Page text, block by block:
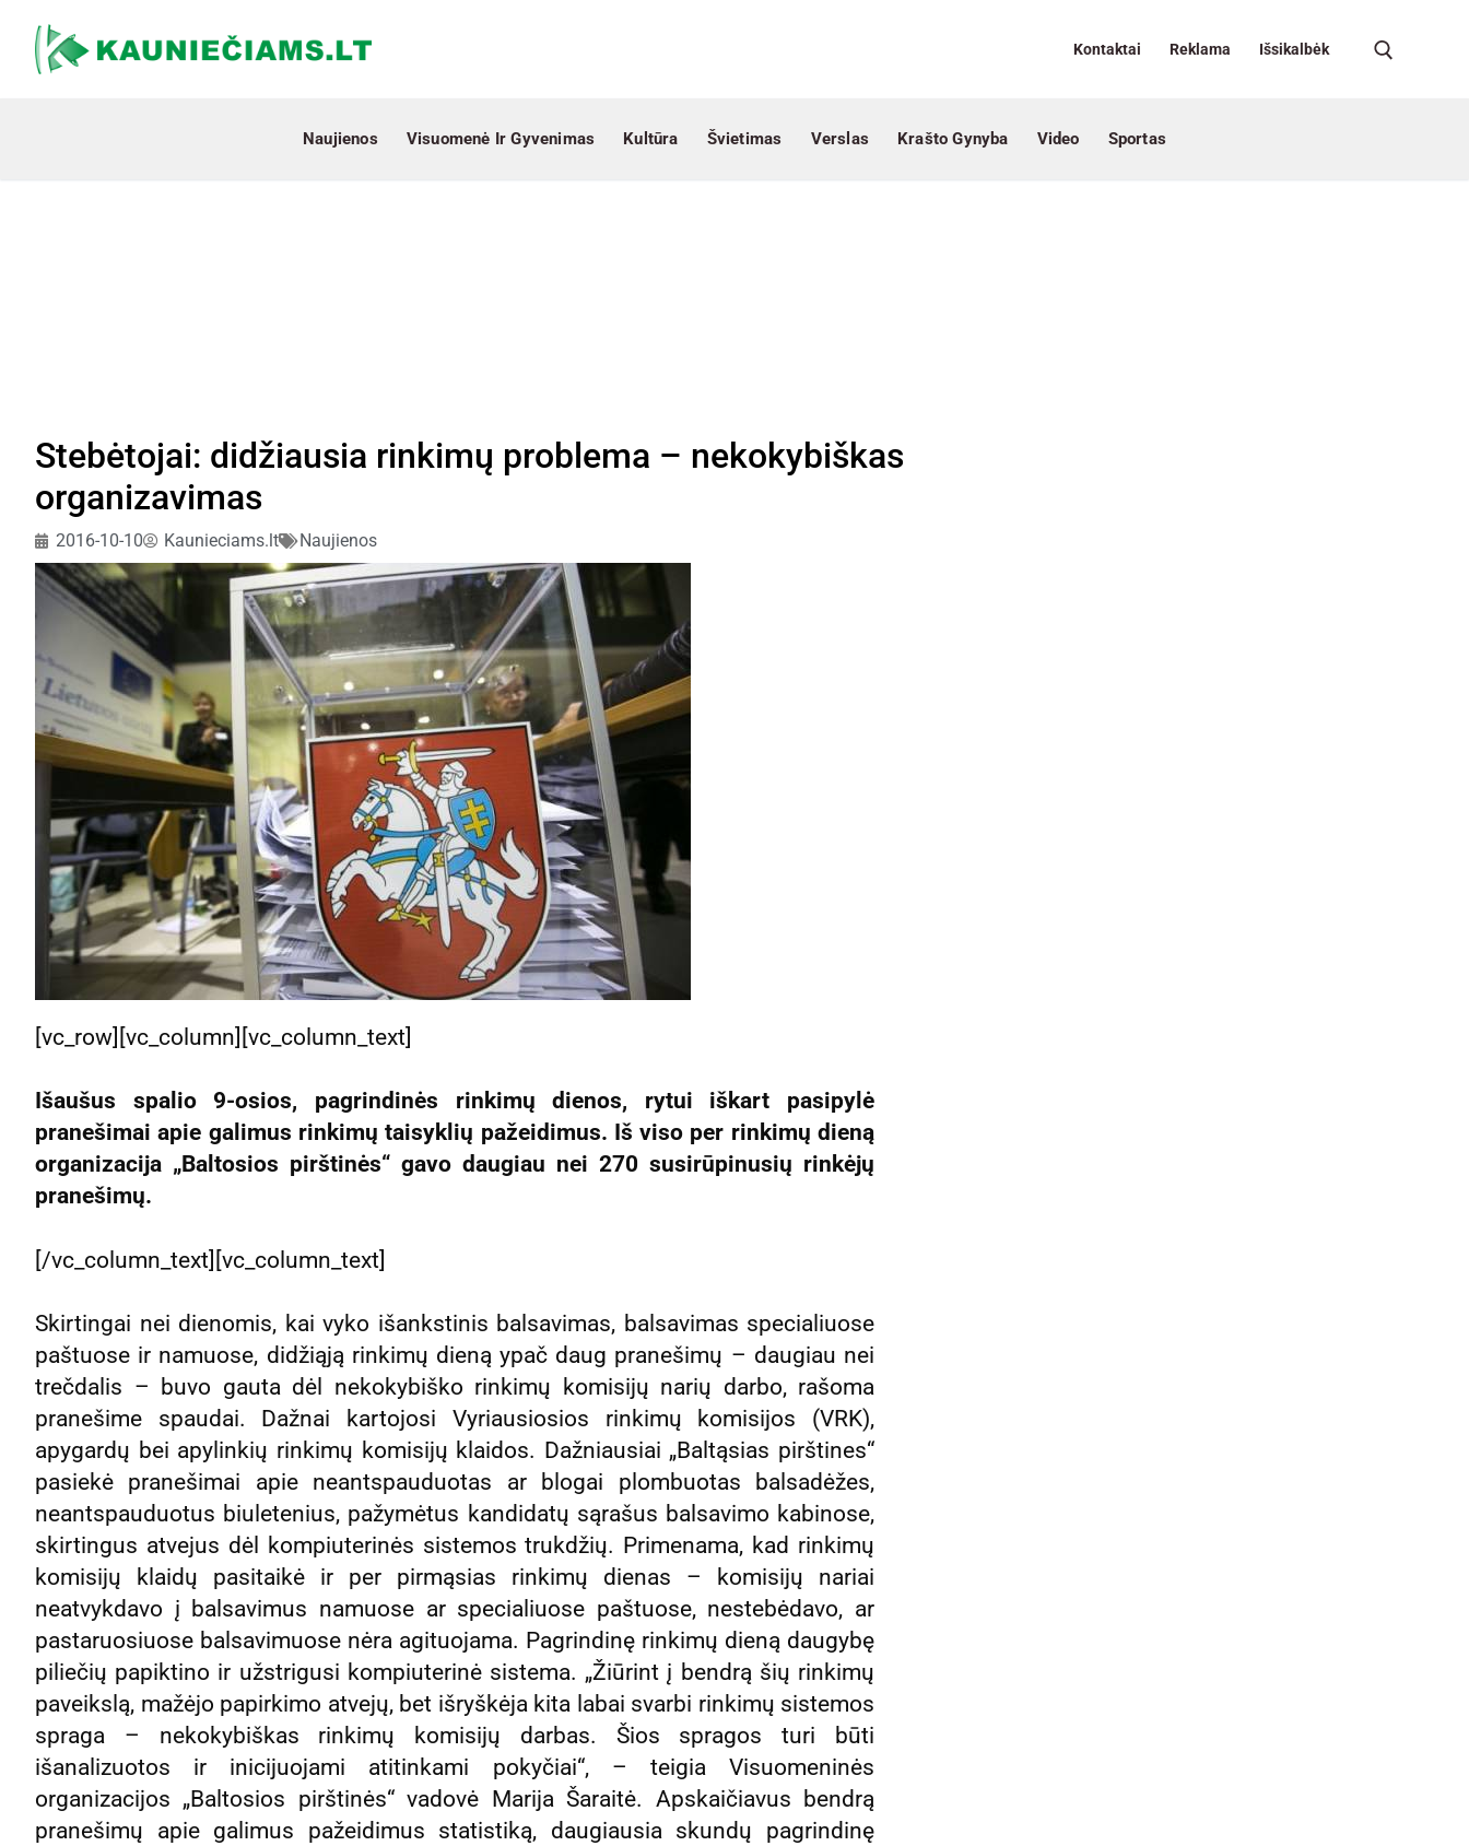
Kontaktai Reklama Išsikalbėk
Naujienos Visuomenė Ir Gyvenimas Kultūra Švietimas Verslas Krašto Gynyba Video Sportas
Stebėtojai: didžiausia rinkimų problema – nekokybiškas
organizavimas
2016-10-10 Kaunieciams.lt Naujienos
[vc_row][vc_column][vc_column_text]
Išaušus spalio 9-osios, pagrindinės rinkimų dienos, rytui iškart pasipylė
pranešimai apie galimus rinkimų taisyklių pažeidimus. Iš viso per rinkimų dieną
organizacija „Baltosios pirštinės“ gavo daugiau nei 270 susirūpinusių rinkėjų
pranešimų.
[/vc_column_text][vc_column_text]
Skirtingai nei dienomis, kai vyko išankstinis balsavimas, balsavimas specialiuose
paštuose ir namuose, didžiąją rinkimų dieną ypač daug pranešimų – daugiau nei
trečdalis – buvo gauta dėl nekokybiško rinkimų komisijų narių darbo, rašoma
pranešime spaudai. Dažnai kartojosi Vyriausiosios rinkimų komisijos (VRK),
apygardų bei apylinkių rinkimų komisijų klaidos. Dažniausiai „Baltąsias pirštines“
pasiekė pranešimai apie neantspauduotas ar blogai plombuotas balsadėžes,
neantspauduotus biuletenius, pažymėtus kandidatų sąrašus balsavimo kabinose,
skirtingus atvejus dėl kompiuterinės sistemos trukdžių. Primenama, kad rinkimų
komisijų klaidų pasitaikė ir per pirmąsias rinkimų dienas – komisijų nariai
neatvykdavo į balsavimus namuose ar specialiuose paštuose, nestebėdavo, ar
pastaruosiuose balsavimuose nėra agituojama. Pagrindinę rinkimų dieną daugybę
piliečių papiktino ir užstrigusi kompiuterinė sistema. „Žiūrint į bendrą šių rinkimų
paveikslą, mažėjo papirkimo atvejų, bet išryškėja kita labai svarbi rinkimų sistemos
spraga – nekokybiškas rinkimų komisijų darbas. Šios spragos turi būti
išanalizuotos ir inicijuojami atitinkami pokyčiai“, – teigia Visuomeninės
organizacijos „Baltosios pirštinės“ vadovė Marija Šaraitė. Apskaičiavus bendrą
pranešimų apie galimus pažeidimus statistiką, daugiausia skundų pagrindinę